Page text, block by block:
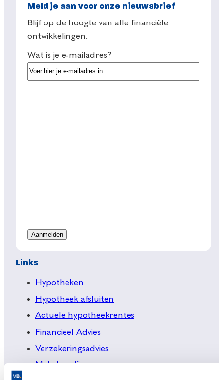
Meld je aan voor onze nieuwsbrief
Blijf op de hoogte van alle financiële
ontwikkelingen.
Wat is je e-mailadres?
Links
Hypotheken
Hypotheek afsluiten
Actuele hypotheekrentes
Financieel Advies
Verzekeringsadvies
Makelaardij